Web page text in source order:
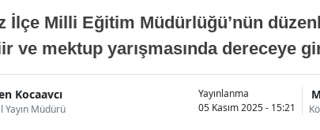
İlçe Milli Eğitim Müdürlüğü’nün
ve mektup yarışmasında dereceye
Kocaavcı
Yayın Müdürü
Yayınlanma
05 Kasım 2025 - 15:21